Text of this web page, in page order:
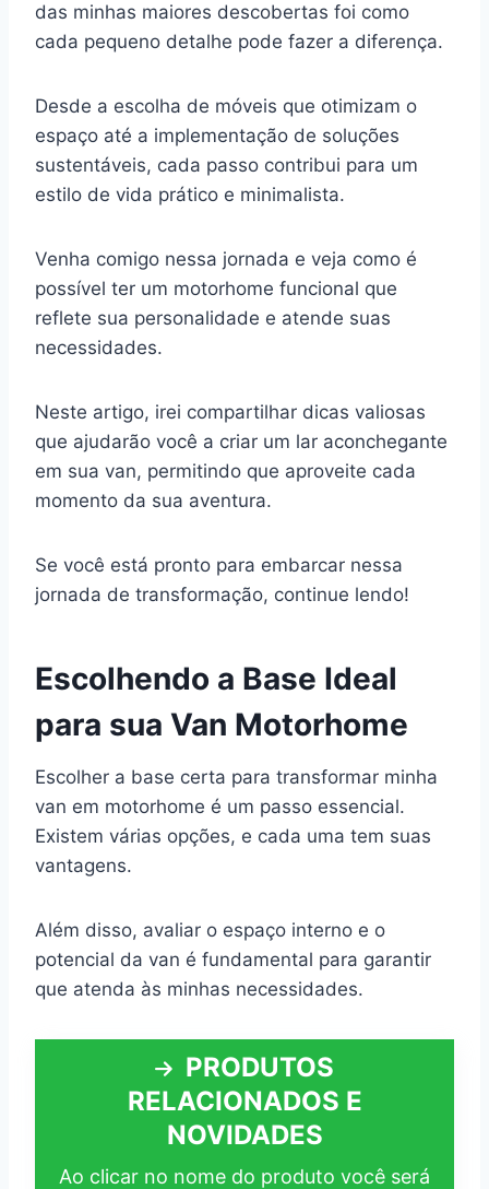
das minhas maiores descobertas foi como
cada pequeno detalhe pode fazer a diferença.
Desde a escolha de móveis que otimizam o
espaço até a implementação de soluções
sustentáveis, cada passo contribui para um
estilo de vida prático e minimalista.
Venha comigo nessa jornada e veja como é
possível ter um motorhome funcional que
reflete sua personalidade e atende suas
necessidades.
Neste artigo, irei compartilhar dicas valiosas
que ajudarão você a criar um lar aconchegante
em sua van, permitindo que aproveite cada
momento da sua aventura.
Se você está pronto para embarcar nessa
jornada de transformação, continue lendo!
Escolhendo a Base Ideal
para sua Van Motorhome
Escolher a base certa para transformar minha
van em motorhome é um passo essencial.
Existem várias opções, e cada uma tem suas
vantagens.
Além disso, avaliar o espaço interno e o
potencial da van é fundamental para garantir
que atenda às minhas necessidades.
PRODUTOS
RELACIONADOS E
NOVIDADES
Ao clicar no nome do produto você será